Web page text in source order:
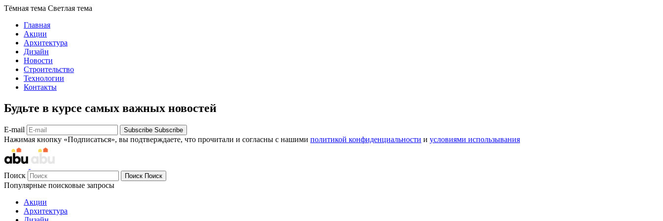
Тёмная тема Светлая тема
Главная
Акции
Архитектура
Дизайн
Новости
Строительство
Технологии
Контакты
Будьте в курсе самых важных новостей
E-mail Subscribe Subscribe
Нажимая кнопку «Подписаться», вы подтверждаете, что прочитали и согласны с нашими политикой конфиденциальности и условиями использывания
Поиск Поиск Поиск
Популярные поисковые запросы
Акции
Архитектура